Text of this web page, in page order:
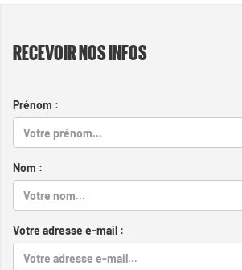
RECEVOIR NOS INFOS
Prénom :
Nom :
Votre adresse e-mail :